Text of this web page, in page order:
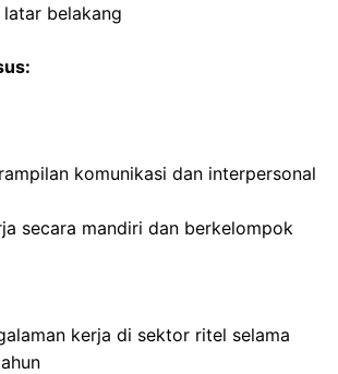
belakang
komunikasi dan interpersonal
secara mandiri dan berkelompok
kerja di sektor ritel selama